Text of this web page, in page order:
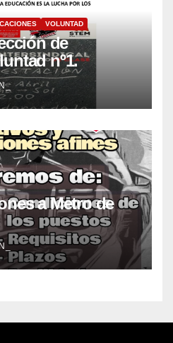
VOLUNTAD
de
nº1.
a Metro de